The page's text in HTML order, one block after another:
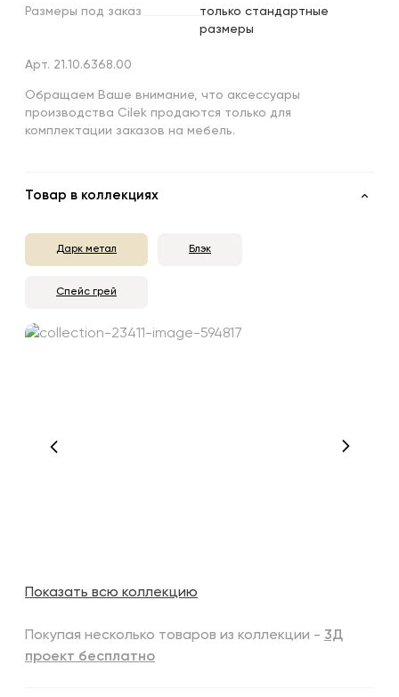
Размеры под заказ
только стандартные
размеры
Арт. 21.10.6368.00
Обращаем Ваше внимание, что аксессуары
производства Cilek продаются только для
комплектации заказов на мебель.
Товар в коллекциях
Дарк метал Блэк
Спейс грей
Показать всю коллекцию
Покупая несколько товаров из коллекции - 3Д
проект бесплатно